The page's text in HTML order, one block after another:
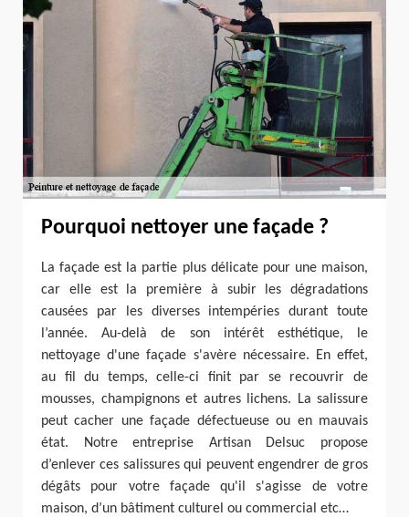
Pourquoi nettoyer une façade ?
La façade est la partie plus délicate pour une maison,
car elle est la première à subir les dégradations
causées par les diverses intempéries durant toute
l’année. Au-delà de son intérêt esthétique, le
nettoyage d'une façade s'avère nécessaire. En effet,
au fil du temps, celle-ci finit par se recouvrir de
mousses, champignons et autres lichens. La salissure
peut cacher une façade défectueuse ou en mauvais
état. Notre entreprise Artisan Delsuc propose
d’enlever ces salissures qui peuvent engendrer de gros
dégâts pour votre façade qu'il s'agisse de votre
maison, d’un bâtiment culturel ou commercial etc…